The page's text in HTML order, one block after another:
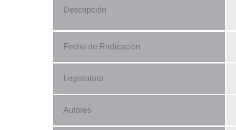
Descripción
Fecha de Radicación
Legislatura
Autores